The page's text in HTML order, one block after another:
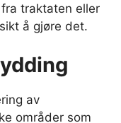
traktaten eller
å gjøre det.
av
områder som